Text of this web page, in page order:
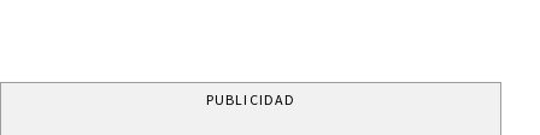
PUBLICIDAD